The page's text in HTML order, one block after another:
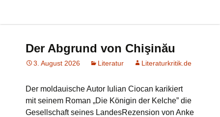
Der Abgrund von Chişinău
3. August 2026 Literatur Literaturkritik.de
Der moldauische Autor Iulian Ciocan karikiert
mit seinem Roman „Die Königin der Kelche” die
Gesellschaft seines LandesRezension von Anke